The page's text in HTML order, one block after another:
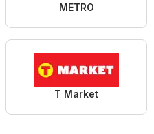
METRO
T Market